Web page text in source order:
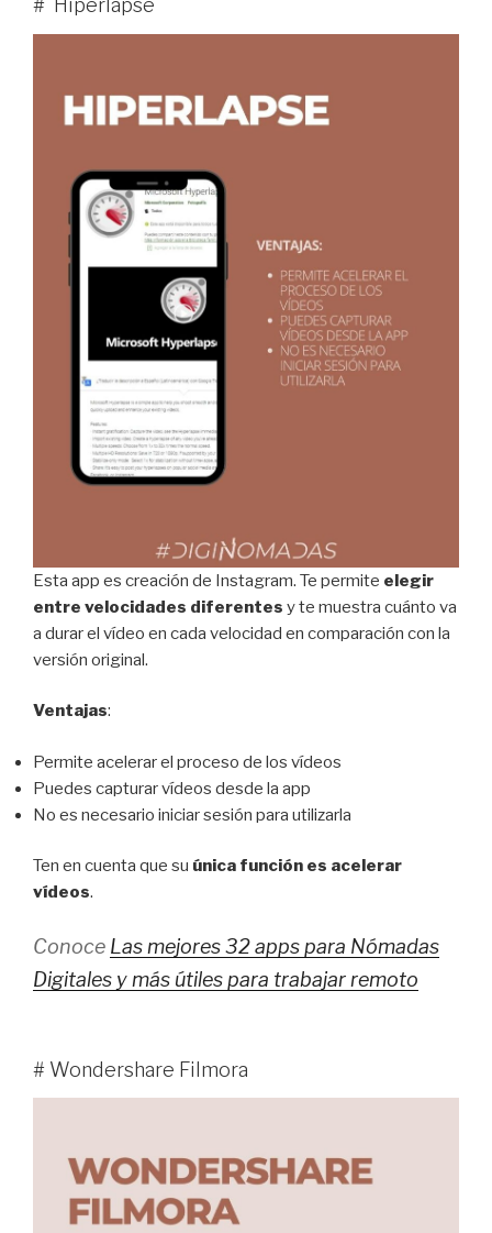
# Hiperlapse
Esta app es creación de Instagram. Te permite elegir
entre velocidades diferentes y te muestra cuánto va
a durar el vídeo en cada velocidad en comparación con la
versión original.
Ventajas:
Permite acelerar el proceso de los vídeos
Puedes capturar vídeos desde la app
No es necesario iniciar sesión para utilizarla
Ten en cuenta que su única función es acelerar
vídeos.
Conoce Las mejores 32 apps para Nómadas
Digitales y más útiles para trabajar remoto
# Wondershare Filmora